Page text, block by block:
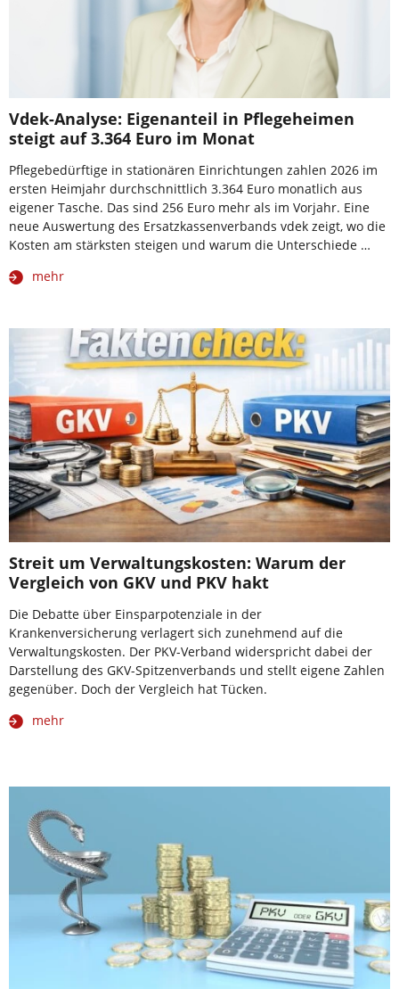
Vdek-Analyse: Eigenanteil in Pflegeheimen
steigt auf 3.364 Euro im Monat
Pflegebedürftige in stationären Einrichtungen zahlen 2026 im
ersten Heimjahr durchschnittlich 3.364 Euro monatlich aus
eigener Tasche. Das sind 256 Euro mehr als im Vorjahr. Eine
neue Auswertung des Ersatzkassenverbands vdek zeigt, wo die
Kosten am stärksten steigen und warum die Unterschiede …
mehr
Streit um Verwaltungskosten: Warum der
Vergleich von GKV und PKV hakt
Die Debatte über Einsparpotenziale in der
Krankenversicherung verlagert sich zunehmend auf die
Verwaltungskosten. Der PKV-Verband widerspricht dabei der
Darstellung des GKV-Spitzenverbands und stellt eigene Zahlen
gegenüber. Doch der Vergleich hat Tücken.
mehr